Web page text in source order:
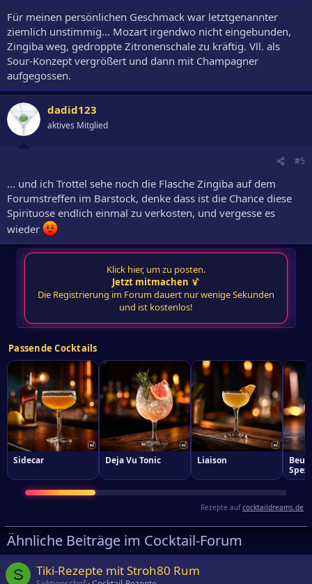
Für meinen persönlichen Geschmack war letztgenannter
ziemlich unstimmig... Mozart irgendwo nicht eingebunden,
Zingiba weg, gedroppte Zitronenschale zu kräftig. Vll. als
Sour-Konzept vergrößert und dann mit Champagner
aufgegossen.
dadid123
aktives Mitglied
#5
... und ich Trottel sehe noch die Flasche Zingiba auf dem
Forumstreffen im Barstock, denke dass ist die Chance diese
Spirituose endlich einmal zu verkosten, und vergesse es
wieder
Klick hier, um zu posten.
Jetzt mitmachen 🍹
Die Registrierung im Forum dauert nur wenige Sekunden
und ist kostenlos!
Passende Cocktails
Sidecar Deja Vu Tonic Liaison
Rezepte aufcocktaildreams.de
Ähnliche Beiträge im Cocktail-Forum
S Tiki-Rezepte mit Stroh80 Rum